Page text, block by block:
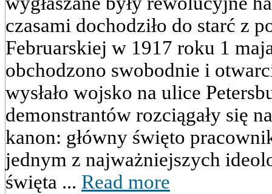
czasami dochodziło do starć z
Februarskiej w 1917 roku 1
obchodzono swobodnie i
wysłało wojsko na ulice
demonstrantów rozciągały się
kanon: główny święto
jednym z najważniejszych
święta ... Read more